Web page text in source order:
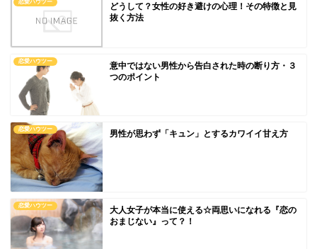
恋愛ハウツー
どうして？女性の好き避けの心理！その特徴と見
抜く方法
恋愛ハウツー
意中ではない男性から告白された時の断り方・３
つのポイント
恋愛ハウツー 男性が思わず「キュン」とするカワイイ甘え方
恋愛ハウツー
大人女子が本当に使える☆両思いになれる『恋の
おまじない』って？！